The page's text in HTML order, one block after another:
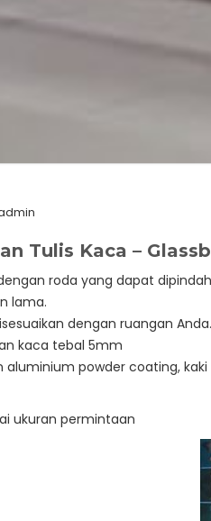
Tulis Kaca –
roda yang dapat
lama.
dengan ruangan Anda.
kaca tebal 5mm
powder coating,
ukuran permintaan